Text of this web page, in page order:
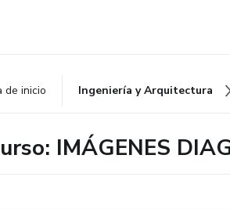
de inicio Ingeniería y Arquitectura
IMÁGENES